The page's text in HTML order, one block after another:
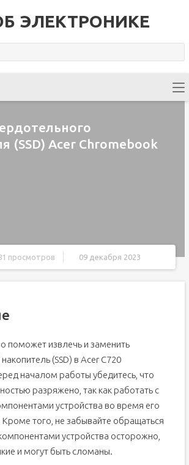
ЭЛЕКТРОНИКЕ
(SSD) Acer Chromebook
просмотров 09 декабря 2023
поможет извлечь и заменить
(SSD) в Acer C720
началом работы убедитесь, что
разряжено, так как работать с
устройства во время его
того, не забывайте обращаться
устройства осторожно,
и могут быть сломаны.